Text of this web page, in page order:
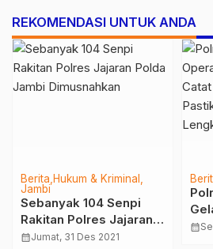
REKOMENDASI UNTUK ANDA
Berita Hukum & Kriminal
Jambi
Sebanyak 104 Senpi
Rakitan Polres Jajaran
Polda Jambi
calendar_monthJumat, 31 Des 2021
calendar_month